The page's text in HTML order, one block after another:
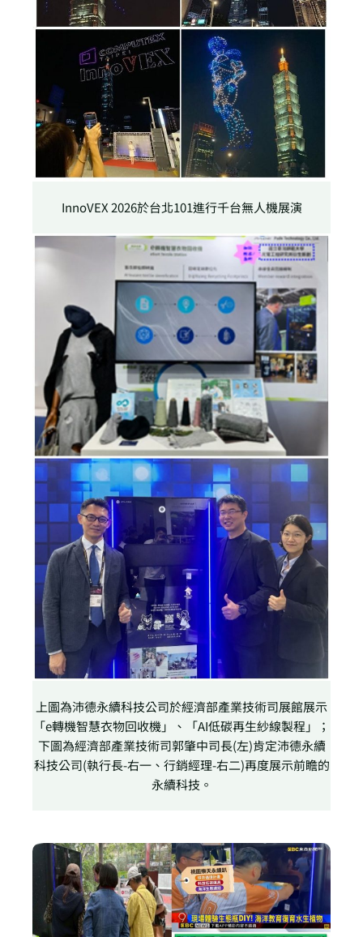
InnoVEX 2026於台北101進行千台無人機展演
上圖為沛德永續科技公司於經濟部產業技術司展館展示
「e轉機智慧衣物回收機」、「AI低碳再生紗線製程」；
下圖為經濟部產業技術司郭肇中司長(左)肯定沛德永續
科技公司(執行長-右一、行銷經理-右二)再度展示前瞻的
永續科技。